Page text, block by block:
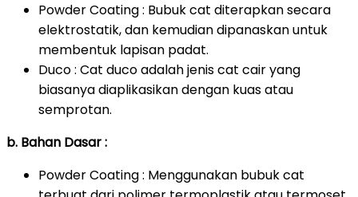
Powder Coating : Bubuk cat diterapkan secara
elektrostatik, dan kemudian dipanaskan untuk
membentuk lapisan padat.
Duco : Cat duco adalah jenis cat cair yang
biasanya diaplikasikan dengan kuas atau
semprotan.
b. Bahan Dasar :
Powder Coating : Menggunakan bubuk cat